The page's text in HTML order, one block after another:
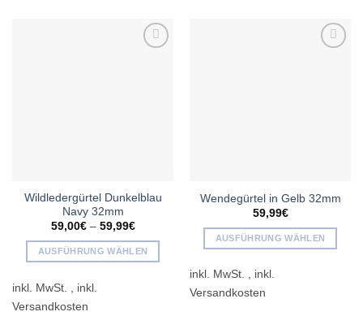
Wildledergürtel Dunkelblau
Navy 32mm
59,00€– 59,99€
AUSFÜHRUNG WÄHLEN
Produkt
inkl. MwSt.
Wendegürtel in Gelb 32mm
59,99€
AUSFÜHRUNG WÄHLEN
Produkt
inkl. MwSt.